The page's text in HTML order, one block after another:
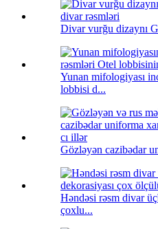
Divar vurğu dizaynı
Yunan mifologiyası
lobbisi d...
Gözləyən cazibədar
Həndəsi rəsm divar
çoxlu...